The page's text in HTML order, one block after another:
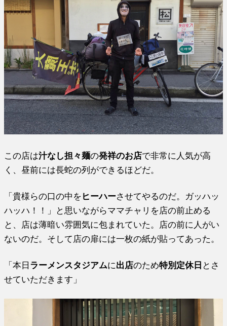
この店は汁なし担々麺の発祥のお店で非常に人気が高
く、昼前には長蛇の列ができるほどだ。
「貴様らの口の中を ヒーハーさせてやるのだ。ガッハッ
ハッハ！！」と思いながらママチャリを店の前止める
と、店は薄暗い雰囲気に包まれていた。店の前に人がい
ないのだ。そして店の扉には一枚の紙が貼ってあった。
「本日 ラーメンスタジアムに出店のため特別定休日 とさ
せていただきます」